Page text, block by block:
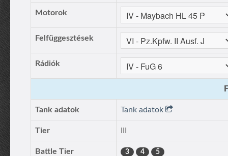
Motorok
Felfüggesztések
Rádiók
Tank adatok Tank adatok
Tier
Battle Tier 3 4 5